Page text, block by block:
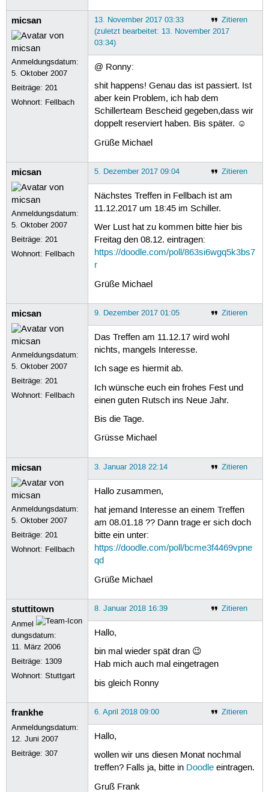
micsan
Anmeldungsdatum:
5. Oktober 2007
Beiträge:201
Wohnort: Fellbach
Zitieren
13. November 2017 03:33
(zuletzt bearbeitet: 13. November 2017
03:34)
@ Ronny:
shit happens! Genau das ist passiert. Ist
aber kein Problem, ich hab dem
Schillerteam Bescheid gegeben,dass wir
doppelt reserviert haben. Bis später. ☺
Grüße Michael
micsan
Anmeldungsdatum:
5. Oktober 2007
Beiträge:201
Wohnort: Fellbach
Zitieren
5. Dezember 2017 09:04
Nächstes Treffen in Fellbach ist am
11.12.2017 um 18:45 im Schiller.
Wer Lust hat zu kommen bitte hier bis
Freitag den 08.12. eintragen:
https://doodle.com/poll/863si6wgq5k3bs7
r
Grüße Michael
micsan
Anmeldungsdatum:
5. Oktober 2007
Beiträge:201
Wohnort: Fellbach
Zitieren
9. Dezember 2017 01:05
Das Treffen am 11.12.17 wird wohl
nichts, mangels Interesse.
Ich sage es hiermit ab.
Ich wünsche euch ein frohes Fest und
einen guten Rutsch ins Neue Jahr.
Bis die Tage.
Grüsse Michael
micsan
Anmeldungsdatum:
5. Oktober 2007
Beiträge:201
Wohnort: Fellbach
Zitieren
3. Januar 2018 22:14
Hallo zusammen,
hat jemand Interesse an einem Treffen
am 08.01.18 ?? Dann trage er sich doch
bitte ein unter:
https://doodle.com/poll/bcme3f4469vpne
qd
Grüße Michael
stuttitown
Anmel
dungsdatum:
11. März 2006
Beiträge: 1309
Wohnort: Stuttgart
Zitieren
8. Januar 2018 16:39
Hallo,
bin mal wieder spät dran 😉
Hab mich auch mal eingetragen
bis gleich Ronny
frankhe
Anmeldungsdatum:
12. Juni 2007
Beiträge:307
Zitieren
6. April 2018 09:00
Hallo,
wollen wir uns diesen Monat nochmal
treffen? Falls ja, bitte in Doodleeintragen.
Gruß Frank